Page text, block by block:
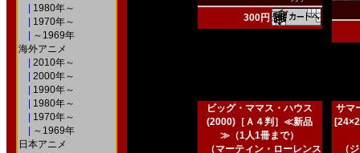
1980年～
1970年～
～1969年
海外アニメ
2010年～
2000年～
1990年～
1980年～
1970年～
～1969年
日本アニメ
300円
ビッグ・ママス・ハウス
(2000)［Ａ４判］≪新品
≫（1人1冊まで）
（マーティン・ローレンス
サマ
（